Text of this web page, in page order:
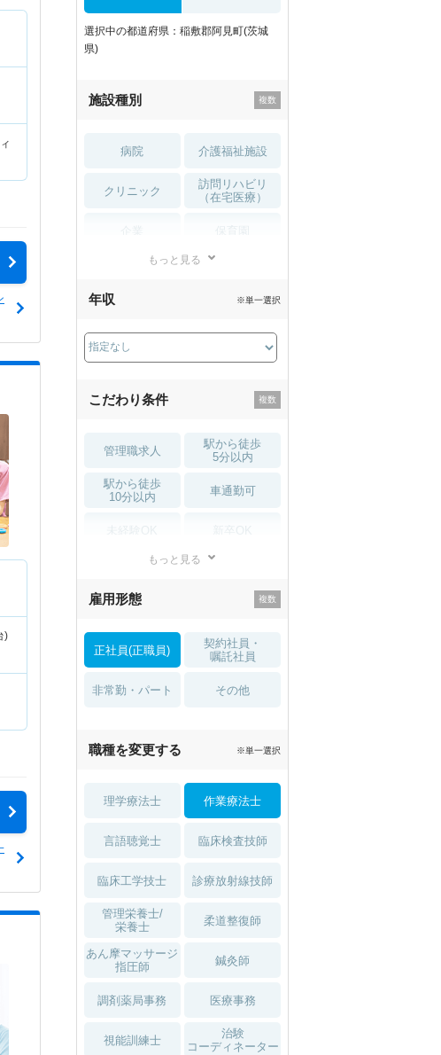
)
選択中の都道府県：稲敷郡阿見町(茨城
県)
施設種別
病院 介護福祉施設
クリニック
訪問リハビリ
（在宅医療）
薬局・
もっと見る
年収 ※単一選択
こだわり条件
管理職求人
駅から徒歩
5分以内
駅から徒歩
10分以内
車通勤可
住宅手当・補助
土日祝休 無資格 OK
積極採用中 WEB面接OK
もっと見る
雇用形態
正社員(正職員)
契約社員・
嘱託社員
非常勤・パート その他
職種を変更する ※単一選択
理学療法士 作業療法士
言語聴覚士 臨床検査技師
臨床工学技士 診療放射線技師
管理栄養士/
栄養士
柔道整復師
あん摩マッサージ
指圧師
鍼灸師
調剤薬局事務 医療事務
視能訓練士
治験
コーディネーター